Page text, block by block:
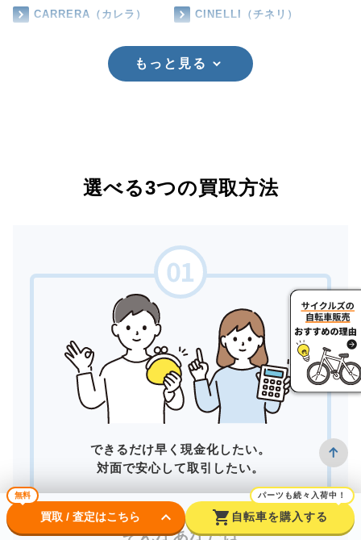
CARRERA（カレラ） CINELLI（チネリ）
もっと見る
選べる3つの買取方法
できるだけ早く現金化したい。
対面で安心して取引したい。
そんなあなたは
無料
買取 / 査定はこちら keyboard_arrow_down shopping_cart
パーツも続々入荷中！
自転車を購入する